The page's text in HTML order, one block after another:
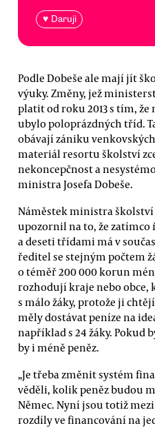
♥ Daruji
Podle Dobeše ale mají jít
výuky. Změny, jež
platit od roku 2013 s tím,
ubylo poloprázdných tříd.
obávají zániku venkovských
materiál resortu školství
nekoncepčnost a
ministra Josefa Dobeše.
Náměstek ministra školství
upozornil na to, že zatímco
a deseti třídami má v
ředitel se stejným počtem
o téměř 200 000 korun
rozhodují kraje nebo obce,
s málo žáky, protože ji
měly dostávat peníze na
například s 24 žáky. Pokud
by i méně peněz.
„Je třeba změnit systém
věděli, kolik peněz budou
Němec. Nyní jsou totiž
rozdíly ve financování na